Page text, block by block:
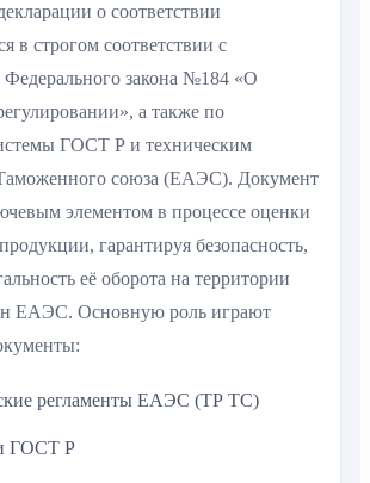
о соответствии
в строгом соответствии с
закона №184 «О
а также по
ГОСТ Р и техническим
союза (ЕАЭС). Документ
элементом в процессе оценки
гарантируя безопасность,
её оборота на территории
ЕАЭС. Основную роль играют
регламенты ЕАЭС (ТР ТС)
ГОСТ Р